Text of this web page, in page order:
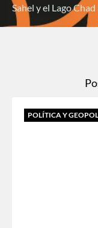
Sahel y el Lago Chad
POLÍTICA Y